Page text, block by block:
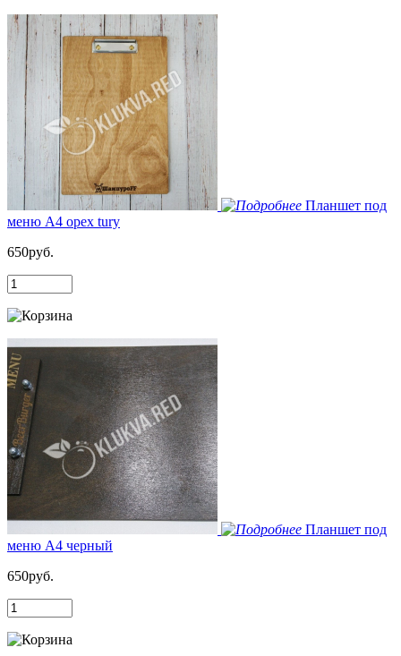
Планшет под
меню А4 орех tury
650руб.
Планшет под
меню А4 черный
650руб.